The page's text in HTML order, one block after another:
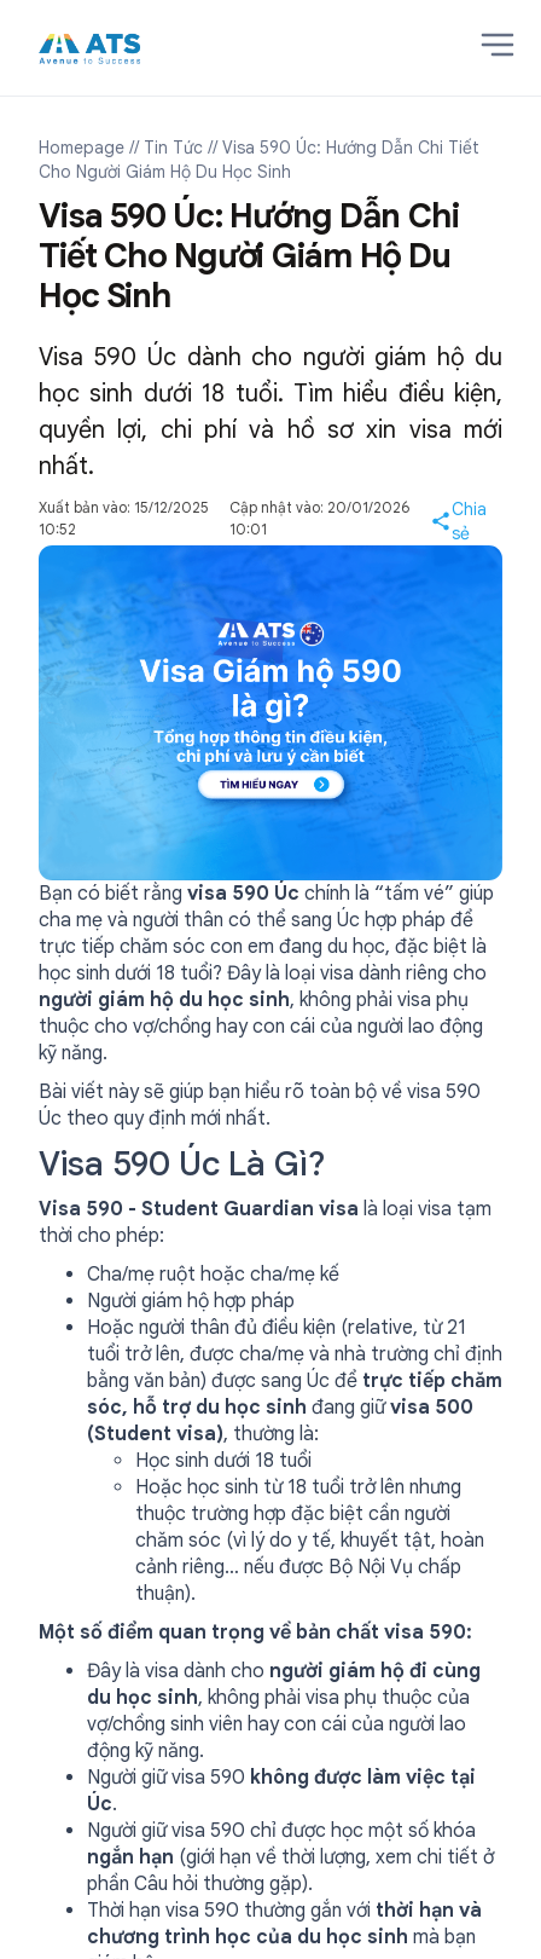
Homepage // Tin Tức // Visa 590 Úc: Hướng Dẫn Chi Tiết
Cho Người Giám Hộ Du Học Sinh
Visa 590 Úc: Hướng Dẫn Chi
Tiết Cho Người Giám Hộ Du
Học Sinh
Visa 590 Úc dành cho người giám hộ du
học sinh dưới 18 tuổi. Tìm hiểu điều kiện,
quyền lợi, chi phí và hồ sơ xin visa mới
nhất.
Xuất bản vào: 15/12/2025
10:52
Cập nhật vào: 20/01/2026
10:01
Chia
sẻ
Bạn có biết rằng visa 590 Úc chính là “tấm vé” giúp
cha mẹ và người thân có thể sang Úc hợp pháp để
trực tiếp chăm sóc con em đang du học, đặc biệt là
học sinh dưới 18 tuổi? Đây là loại visa dành riêng cho
người giám hộ du học sinh, không phải visa phụ
thuộc cho vợ/chồng hay con cái của người lao động
kỹ năng.
Bài viết này sẽ giúp bạn hiểu rõ toàn bộ về visa 590
Úc theo quy định mới nhất.
Visa 590 Úc Là Gì?
Visa 590 - Student Guardian visa là loại visa tạm
thời cho phép:
Cha/mẹ ruột hoặc cha/mẹ kế
Người giám hộ hợp pháp
Hoặc người thân đủ điều kiện (relative, từ 21
tuổi trở lên, được cha/mẹ và nhà trường chỉ định
bằng văn bản) được sang Úc để trực tiếp chăm
sóc, hỗ trợ du học sinh đang giữvisa 500
(Student visa), thường là:
Học sinh dưới 18 tuổi
Hoặc học sinh từ 18 tuổi trở lên nhưng
thuộc trường hợp đặc biệt cần người
chăm sóc (vì lý do y tế, khuyết tật, hoàn
cảnh riêng… nếu được Bộ Nội Vụ chấp
thuận).
Một số điểm quan trọng về bản chất visa 590:
Đây là visa dành cho người giám hộ đi cùng
du học sinh, không phải visa phụ thuộc của
vợ/chồng sinh viên hay con cái của người lao
động kỹ năng.
Người giữ visa 590 không được làm việc tại
Úc.
Người giữ visa 590 chỉ được học một số khóa
ngắn hạn (giới hạn về thời lượng, xem chi tiết ở
phần Câu hỏi thường gặp).
Thời hạn visa 590 thường gắn với thời hạn và
chương trình học của du học sinh mà bạn